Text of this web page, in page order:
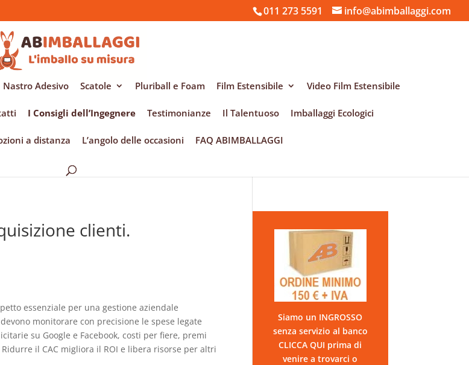
011 273 5591 info@abimballaggi.com
Nastro Adesivo Scatole Pluriball e Foam Film Estensibile Video Film Estensibile
I Consigli dell’Ingegnere Testimonianze Il Talentuoso Imballaggi Ecologici
a distanza L’angolo delle occasioni FAQ ABIMBALLAGGI
clienti.
essenziale per una gestione aziendale
monitorare con precisione le spese legate
su Google e Facebook, costi per fiere, premi
il CAC migliora il ROI e libera risorse per altri
Siamo un INGROSSO
senza servizio al banco
CLICCA QUI prima di
venire a trovarci o